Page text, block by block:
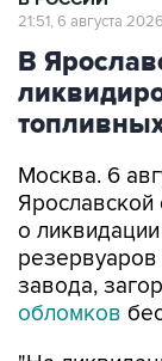
21:51, 6 августа 2026
В
Москва. 6
о
завода,
обломков